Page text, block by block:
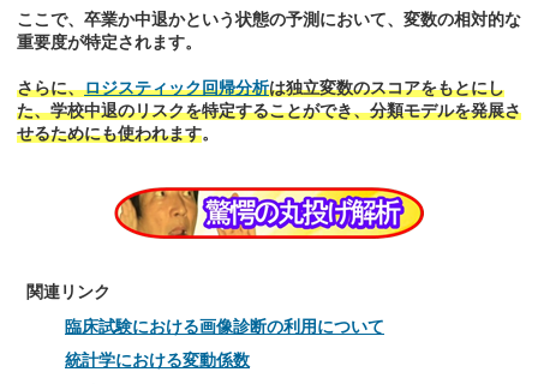
ここで、卒業か中退かという状態の予測において、変数の相対的な
重要度が特定されます。
さらに、ロジスティック回帰分析は独立変数のスコアをもとにし
た、学校中退のリスクを特定することができ、分類モデルを発展さ
せるためにも使われます。
関連リンク
臨床試験における画像診断の利用について
統計学における変動係数